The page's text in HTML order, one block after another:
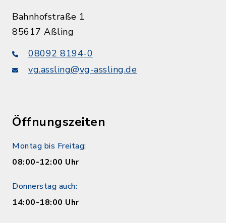
Bahnhofstraße 1
85617 Aßling
08092 8194-0
vg.assling@vg-assling.de
Öffnungszeiten
Montag bis Freitag:
08:00-12:00 Uhr
Donnerstag auch:
14:00-18:00 Uhr